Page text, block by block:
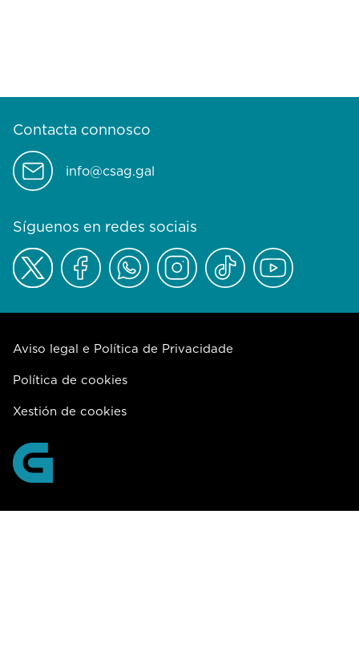
Contacta connosco
info@csag.gal
Síguenos en redes sociais
Aviso legal e Política de Privacidade
Política de cookies
Xestión de cookies